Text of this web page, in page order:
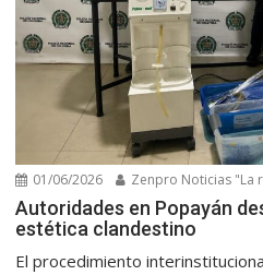
01/06/2026 Zenpro Noticias "La
Autoridades en Popayán
estética clandestino
El procedimiento